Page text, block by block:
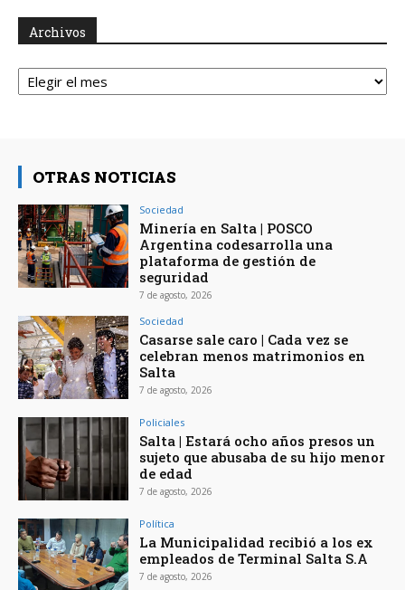
Archivos
Archivos
OTRAS NOTICIAS
Sociedad
Minería en Salta | POSCO
Argentina codesarrolla una
plataforma de gestión de
seguridad
7 de agosto, 2026
Sociedad
Casarse sale caro | Cada vez se
celebran menos matrimonios en
Salta
7 de agosto, 2026
Policiales
Salta | Estará ocho años presos un
sujeto que abusaba de su hijo menor
de edad
7 de agosto, 2026
Política
La Municipalidad recibió a los ex
empleados de Terminal Salta S.A
7 de agosto, 2026